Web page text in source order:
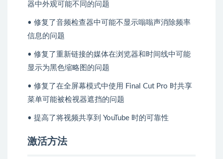
器中外观可能不同的问题
• 修复了音频检查器中可能不显示嗡嗡声消除频率
信息的问题
• 修复了重新链接的媒体在浏览器和时间线中可能
显示为黑色缩略图的问题
• 修复了在全屏幕模式中使用 Final Cut Pro 时共享
菜单可能被检视器遮挡的问题
• 提高了将视频共享到 YouTube 时的可靠性
激活方法